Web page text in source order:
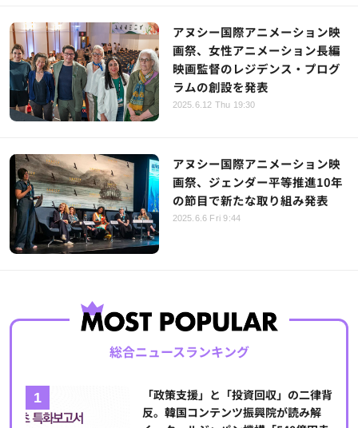
アヌシー国際アニメーション映
画祭、女性アニメーション長編
映画監督のレジデンス・プログ
ラムの創設を発表
2025.6.12 Thu 19:30
アヌシー国際アニメーション映
画祭、ジェンダー平等推進10年
の節目で新たな取り組み発表
2025.6.6 Fri 9:44
総合ニュースランキング
「政策支援」と「投資回収」の二律背
反。韓国コンテンツ振興院が読み解